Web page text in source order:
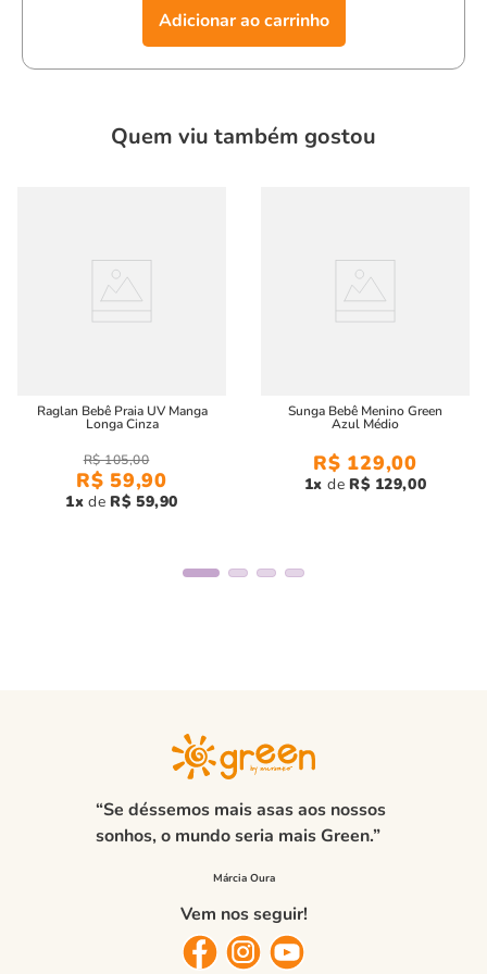
Adicionar ao carrinho
Quem viu também gostou
Raglan Bebê Praia UV Manga
Longa Cinza
R$ 105,00
R$ 59,90
1 R$ 59,90
Sunga Bebê Menino Green
Azul Médio
R$ 129,00
1 R$ 129,00
“Se déssemos mais asas aos nossos
sonhos, o mundo seria mais Green.”
Vem nos seguir!